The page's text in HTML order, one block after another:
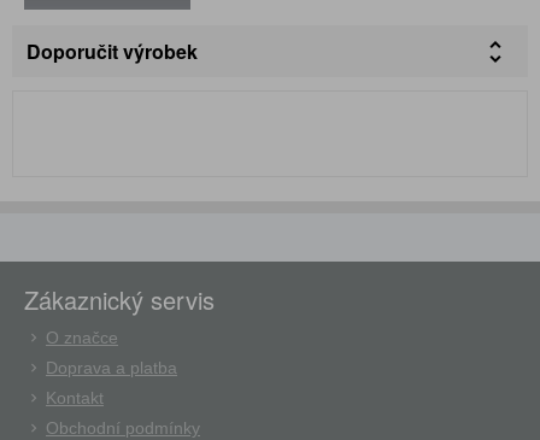
Doporučit výrobek
Zákaznický servis
O značce
Doprava a platba
Kontakt
Obchodní podmínky